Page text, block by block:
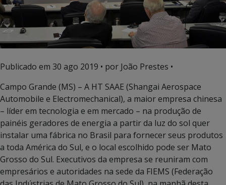
Publicado em 30 ago 2019 • por João Prestes •
Campo Grande (MS) – A HT SAAE (Shangai Aerospace
Automobile e Electromechanical), a maior empresa chinesa
– líder em tecnologia e em mercado – na produção de
painéis geradores de energia a partir da luz do sol quer
instalar uma fábrica no Brasil para fornecer seus produtos
a toda América do Sul, e o local escolhido pode ser Mato
Grosso do Sul. Executivos da empresa se reuniram com
empresários e autoridades na sede da FIEMS (Federação